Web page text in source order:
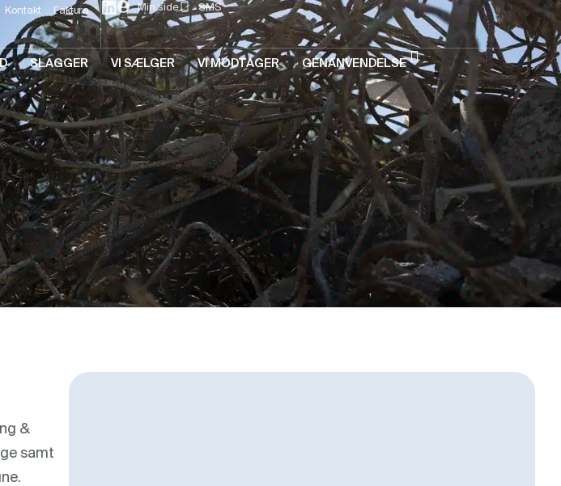
Kontakt Faktura Min side SMS
SLAGGER VI SÆLGER VI MODTAGER GENANVENDELSE
&
samt